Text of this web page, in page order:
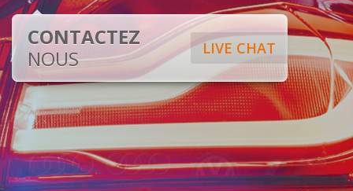
LIVE CHAT
CONTACTEZ
NOUS